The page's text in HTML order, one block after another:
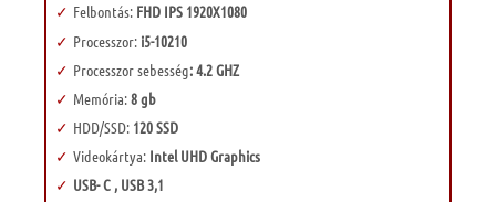
Felbontás: FHD IPS 1920X1080
Processzor:i5-10210
Processzor sebesség: 4.2 GHZ
Memória:8 gb
HDD/SSD: 120 SSD
Videokártya:Intel UHD Graphics
USB- C , USB 3,1